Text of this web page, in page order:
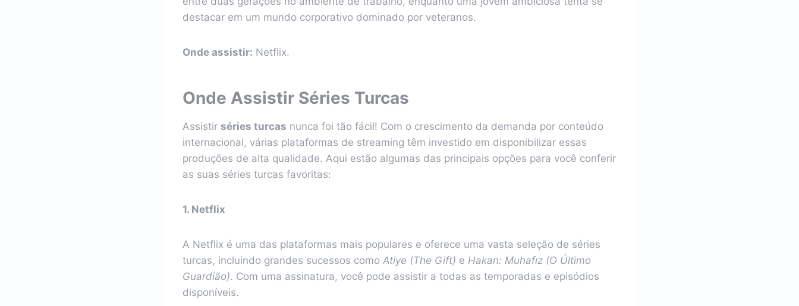
destacar em um mundo corporativo dominado por veteranos.
Onde assistir: Netflix.
Onde Assistir Séries Turcas
Assistir séries turcas nunca foi tão fácil! Com o crescimento da demanda por conteúdo
internacional, várias plataformas de streaming têm investido em disponibilizar essas
produções de alta qualidade. Aqui estão algumas das principais opções para você conferir
as suas séries turcas favoritas:
1. Netflix
A Netflix é uma das plataformas mais populares e oferece uma vasta seleção de séries
turcas, incluindo grandes sucessos como Atiye (The Gift) e Hakan: Muhafız (O Último
Guardião). Com uma assinatura, você pode assistir a todas as temporadas e episódios
disponíveis.